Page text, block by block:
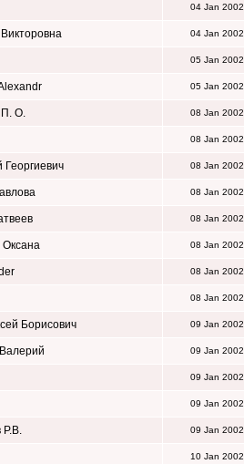
04 Jan 2002
04 Jan 2002
05 Jan 2002
05 Jan 2002
П. О. 08 Jan 2002
08 Jan 2002
Георгиевич 08 Jan 2002
08 Jan 2002
08 Jan 2002
Оксана 08 Jan 2002
08 Jan 2002
08 Jan 2002
Борисович 09 Jan 2002
09 Jan 2002
09 Jan 2002
09 Jan 2002
Р.В. 09 Jan 2002
10 Jan 2002